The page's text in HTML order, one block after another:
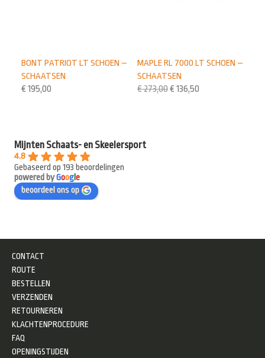
MAPLE RL 7000 LT SCHOEN –
SCHAATSEN
€273,00€ 136,50
BONT PATRIOT LT SCHOEN –
SCHAATSEN
€ 195,00
Mijnten Schaats- en Skeelersport
4.8
Gebaseerd op 193 beoordelingen
powered byGooge
beoordeel ons op
CONTACT
ROUTE
BESTELLEN
VERZENDEN
RETOURNEREN
KLACHTENPROCEDURE
FAQ
OPENINGSTIJDEN